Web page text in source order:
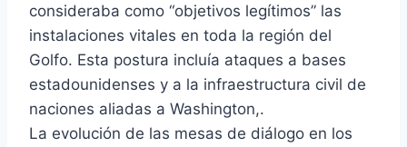
consideraba como “objetivos legítimos” las
instalaciones vitales en toda la región del
Golfo. Esta postura incluía ataques a bases
estadounidenses y a la infraestructura civil de
naciones aliadas a Washington,.
La evolución de las mesas de diálogo en los